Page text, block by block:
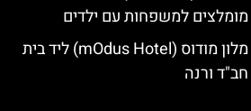
מומלצים למשפחות עם ילדים
מלון מודוס (mOdus Hotel) ליד בית
חב"ד ורנה